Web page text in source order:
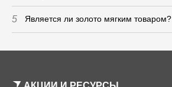
5 Является ли золото мягким товаром?